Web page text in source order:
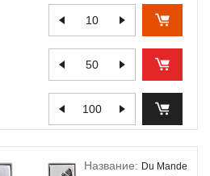
Название: Du Mande